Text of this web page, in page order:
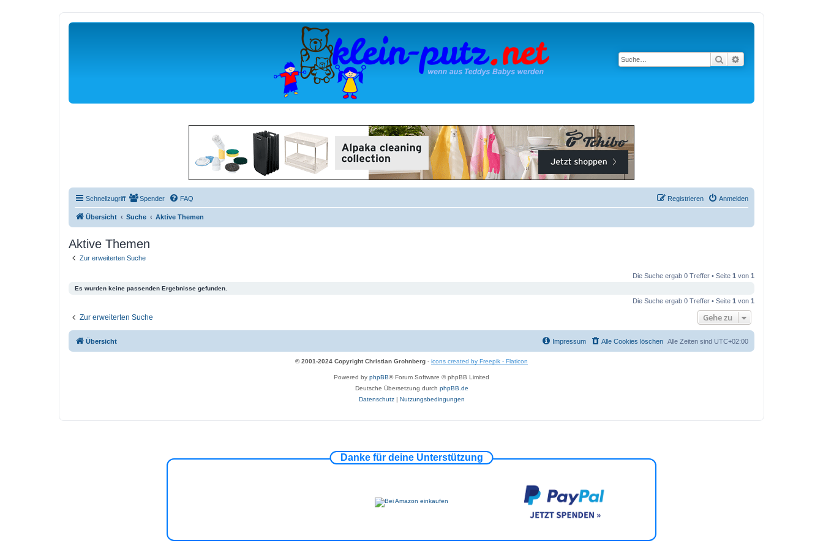
Suche
Schnellzugriff Spender FAQ Anmelden
Registrieren
Übersicht Suche Aktive Themen
Aktive Themen
Zur erweiterten Suche
Die Suche ergab 0 Treffer • Seite 1 von 1
Es wurden keine passenden Ergebnisse gefunden.
Die Suche ergab 0 Treffer • Seite 1 von 1
Zur erweiterten Suche Gehe zu
Übersicht Alle Zeiten sind UTC+02:00
Alle Cookies löschen
Impressum
© 2001-2024 Copyright Christian Grohnberg - icons created by Freepik - Flaticon
Powered by phpBB® Forum Software © phpBB Limited
Deutsche Übersetzung durch phpBB.de
Datenschutz| Nutzungsbedingungen
Danke für deine Unterstützung